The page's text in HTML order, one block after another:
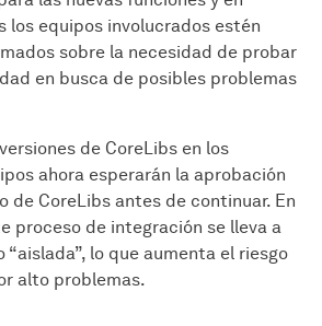
los equipos involucrados estén
sobre la necesidad de probar
en busca de posibles problemas
de CoreLibs en los
ahora esperarán la aprobación
de CoreLibs antes de continuar. En
proceso de integración se lleva a
“aislada”, lo que aumenta el riesgo
alto problemas.